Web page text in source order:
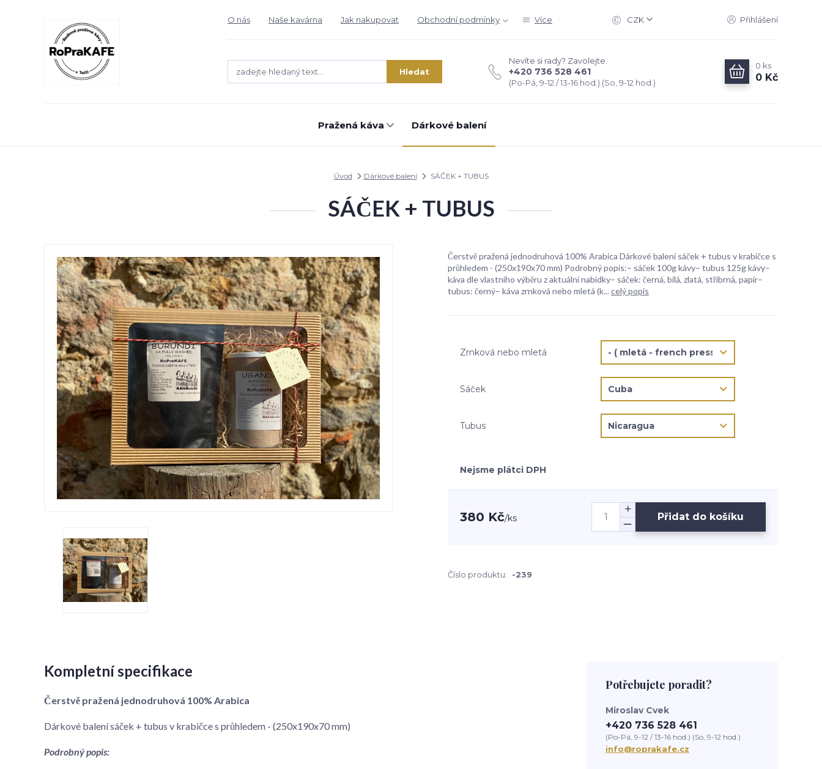
O nás Naše kavárna Jak nakupovat Obchodní podmínky Více CZK Přihlášení
Hledat
Nevíte si rady? Zavolejte.
+420 736 528 461
(Po-Pá, 9-12 / 13-16 hod.) (So, 9-12 hod.)
0 ks
0 Kč
Pražená káva Dárkové balení
Úvod Dárkové balení SÁČEK + TUBUS
SÁČEK + TUBUS
Čerstvě pražená jednodruhová 100% Arabica Dárkové balení sáček + tubus v krabičce s
průhledem - (250x190x70 mm) Podrobný popis:– sáček 100g kávy– tubus 125g kávy–
káva dle vlastního výběru z aktuální nabídky– sáček: černá, bílá, zlatá, stříbrná, papír–
tubus: černý– káva zrnková nebo mletá (k... celý popis
Zrnková nebo mletá
Sáček
Tubus
Nejsme plátci DPH
380 Kč/ks Přidat do košíku
Číslo produktu: -239
Kompletní specifikace
Čerstvě pražená jednodruhová 100% Arabica
Dárkové balení sáček + tubus v krabičce s průhledem - (250x190x70 mm)
Podrobný popis:
Potřebujete poradit?
Miroslav Cvek
+420 736 528 461
(Po-Pá, 9-12 / 13-16 hod.) (So, 9-12 hod.)
info@roprakafe.cz